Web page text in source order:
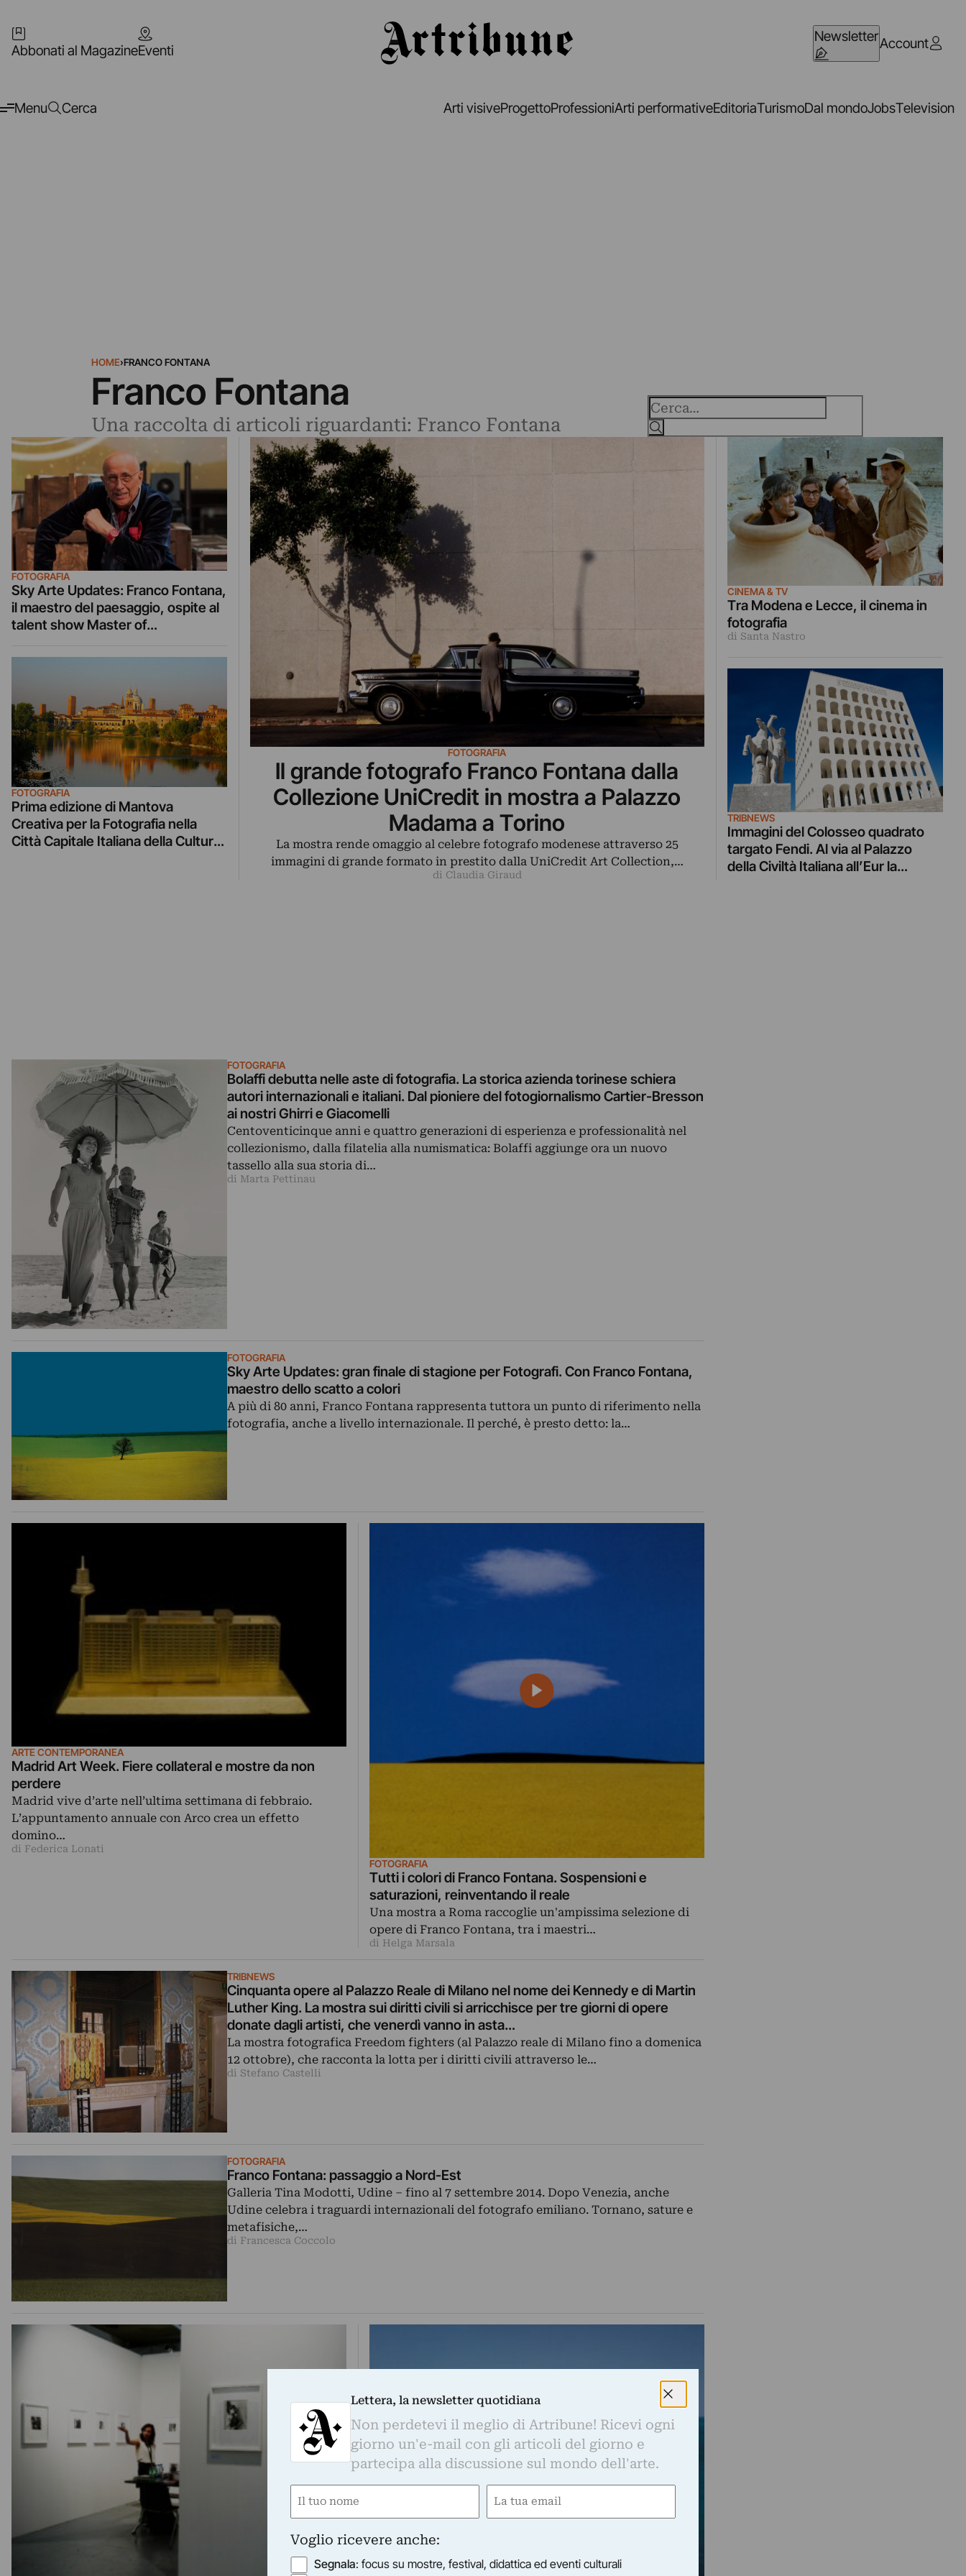
Abbonati al MagazineEventi
NewsletterAccount
Menu Cerca Arti visiveProgettoProfessioniArti performativeEditoriaTurismoDal mondoJobsTelevision
HOME›FRANCO FONTANA
Franco Fontana
Una raccolta di articoli riguardanti: Franco Fontana
FOTOGRAFIA
Il grande fotografo Franco Fontana dalla
Collezione UniCredit in mostra a Palazzo
Madama a Torino
La mostra rende omaggio al celebre fotografo modenese attraverso 25
immagini di grande formato in prestito dalla UniCredit Art Collection,…
di Claudia Giraud
FOTOGRAFIA
Sky Arte Updates: Franco Fontana,
il maestro del paesaggio, ospite al
talent show Master of
FOTOGRAFIA
Prima edizione di Mantova
Creativa per la Fotografia nella
Città Capitale Italiana della Cultura
CINEMA & TV
Tra Modena e Lecce, il cinema in
fotografia
di Santa Nastro
TRIBNEWS
Immagini del Colosseo quadrato
targato Fendi. Al via al Palazzo
della Civiltà Italiana all’Eur la
FOTOGRAFIA
Bolaffi debutta nelle aste di fotografia. La storica azienda torinese schiera
autori internazionali e italiani. Dal pioniere del fotogiornalismo Cartier-Bresson
ai nostri Ghirri e Giacomelli
Centoventicinque anni e quattro generazioni di esperienza e professionalità nel
collezionismo, dalla filatelia alla numismatica: Bolaffi aggiunge ora un nuovo
tassello alla sua storia di…
di Marta Pettinau
FOTOGRAFIA
Sky Arte Updates: gran finale di stagione per Fotografi. Con Franco Fontana,
maestro dello scatto a colori
A più di 80 anni, Franco Fontana rappresenta tuttora un punto di riferimento nella
fotografia, anche a livello internazionale. Il perché, è presto detto: la…
ARTE CONTEMPORANEA
Madrid Art Week. Fiere collateral e mostre da non
perdere
Madrid vive d’arte nell’ultima settimana di febbraio.
L’appuntamento annuale con Arco crea un effetto
domino…
di Federica Lonati
FOTOGRAFIA
Tutti i colori di Franco Fontana. Sospensioni e
saturazioni, reinventando il reale
Una mostra a Roma raccoglie un'ampissima selezione di
opere di Franco Fontana, tra i maestri…
di Helga Marsala
TRIBNEWS
Cinquanta opere al Palazzo Reale di Milano nel nome dei Kennedy e di Martin
Luther King. La mostra sui diritti civili si arricchisce per tre giorni di opere
donate dagli artisti, che venerdì vanno in asta…
La mostra fotografica Freedom fighters (al Palazzo reale di Milano fino a domenica
12 ottobre), che racconta la lotta per i diritti civili attraverso le…
di Stefano Castelli
FOTOGRAFIA
Franco Fontana: passaggio a Nord-Est
Galleria Tina Modotti, Udine – fino al 7 settembre 2014. Dopo Venezia, anche
Udine celebra i traguardi internazionali del fotografo emiliano. Tornano, sature e
metafisiche,…
di Francesca Coccolo
Lettera, la newsletter quotidiana
Non perdetevi il meglio di Artribune! Ricevi ogni
giorno un'e-mail con gli articoli del giorno e
partecipa alla discussione sul mondo dell'arte.
Nome
Email
Voglio ricevere anche:
Segnala: focus su mostre, festival, didattica ed eventi culturali